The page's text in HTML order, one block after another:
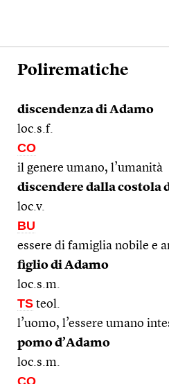
Polirematiche
discendenza di Adamo
loc.s.f.
CO
il genere umano, l’umanità
discendere dalla costola
loc.v.
BU
essere di famiglia nobile e
figlio di Adamo
loc.s.m.
TS teol.
l’uomo, l’essere umano
pomo d’Adamo
loc.s.m.
CO